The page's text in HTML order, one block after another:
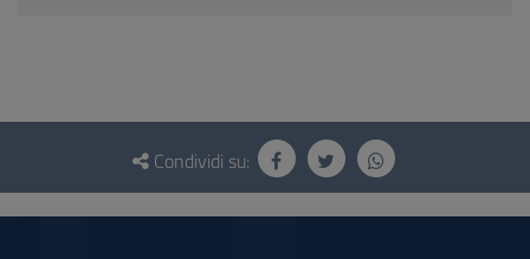
Questionario
social
Condividi su: